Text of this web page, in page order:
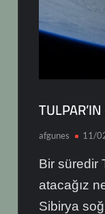
afgunes 11/
Bir süredir
atacağız
Sibirya